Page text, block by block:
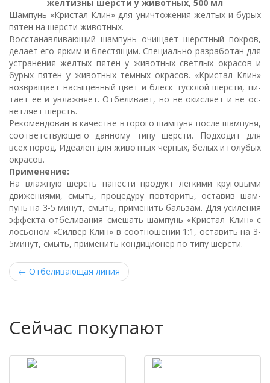
желтизны шерсти у жи­вот­ных, 500 мл
Шам­пунь «Кри­с­тал Клин» для унич­то­же­ния жел­тых и бу­рых
пя­тен на шер­сти жи­вот­ных.
Вос­ста­нав­ли­ва­ю­щий шам­пунь очи­ща­ет шер­ст­ный по­кров,
де­ла­ет его яр­ким и бле­с­тя­щим. Спе­ци­аль­но раз­ра­бо­тан для
ус­т­ра­не­ния жел­тых пя­тен у жи­вот­ных свет­лых ок­ра­сов и
бу­рых пя­тен у жи­вот­ных тем­ных ок­ра­сов. «Кри­с­тал Клин»
воз­вра­ща­ет на­сы­щен­ный цвет и блеск ту­с­к­лой шер­сти, пи­
та­ет ее и ув­лаж­ня­ет. От­бе­ли­ва­ет, но не окис­ля­ет и не ос­
вет­ля­ет шерсть.
Ре­ко­мен­до­ван в ка­че­ст­ве вто­ро­го шам­пу­ня по­сле шам­пу­ня,
со­от­вет­ст­ву­ю­ще­го дан­но­му ти­пу шер­сти. Под­хо­дит для
всех по­род. Иде­а­лен для жи­вот­ных чер­ных, бе­лых и го­лу­бых
ок­ра­сов.
Применение:
На влаж­ную шерсть на­не­с­ти про­дукт лег­ки­ми кру­го­вы­ми
дви­же­ни­я­ми, смыть, про­це­ду­ру по­вто­рить, ос­та­вив шам­
пунь на 3-5 ми­нут, смыть, при­ме­нить баль­зам. Для уси­ле­ния
эф­фек­та от­бе­ли­ва­ния сме­шать шам­пунь «Кри­с­тал Клин» с
ло­сь­о­ном «Сил­вер Клин» в со­от­но­ше­нии 1:1, ос­та­вить на 3-
5ми­нут, смыть, при­ме­нить кон­ди­ци­о­нер по ти­пу шер­сти.
← Отбеливающая линия
Сейчас покупают